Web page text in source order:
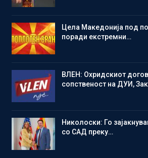
Цела Македонија под
поради екстремни…
ВЛЕН: Охридскиот
сопственост на ДУИ,
Николоски: Го
со САД преку…